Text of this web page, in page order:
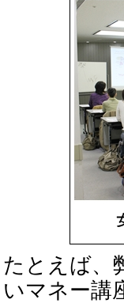
たとえば、
いマネー講